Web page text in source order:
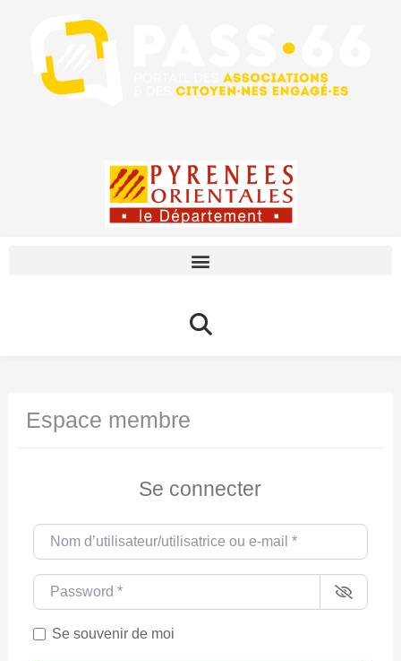
Espace membre
Se connecter
Nom d’utilisateur/utilisatrice ou e-mail
Password
Se souvenir de moi